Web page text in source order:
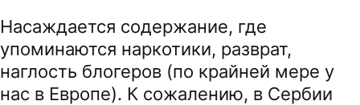
Насаждается содержание, где
упоминаются наркотики, разврат,
наглость блогеров (по крайней мере у
нас в Европе). К сожалению, в Сербии